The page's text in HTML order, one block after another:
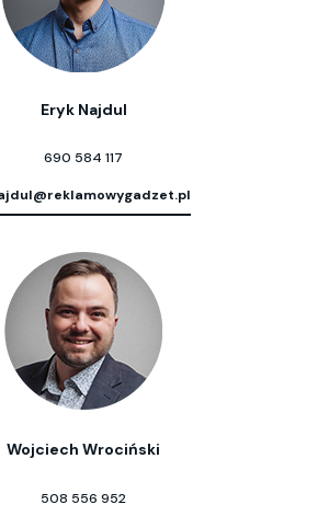
Eryk Najdul
690 584 117
Wojciech Wrociński
508 556 952